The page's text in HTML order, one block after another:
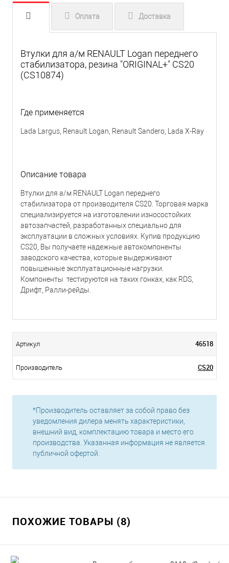
Оплата Доставка
Втулки для а/м RENAULT Logan переднего
стабилизатора, резина "ORIGINAL+" CS20
(CS10874)
Где применяется
Lada Largus, Renault Logan, Renault Sandero, Lada X-Ray
Описание товара
Втулки для а/м RENAULT Logan переднего
стабилизатора от производителя CS20. Торговая марка
специализируется на изготовлении износостойких
автозапчастей, разработанных специально для
эксплуатации в сложных условиях. Купив продукцию
CS20, Вы получаете надежные автокомпоненты
заводского качества, которые выдерживают
повышенные эксплуатационные нагрузки.
Компоненты тестируются на таких гонках, как RDS,
Дрифт, Ралли-рейды.
Артикул 46518
Производитель CS20
*Производитель оставляет за собой право без
уведомления дилера менять характеристики,
внешний вид, комплектацию товара и место его
производства. Указанная информация не является
публичной офертой.
ПОХОЖИЕ ТОВАРЫ (8)